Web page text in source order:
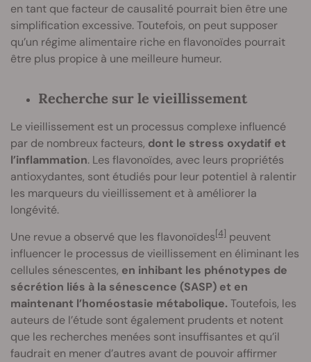
en tant que facteur de causalité pourrait bien être une
simplification excessive. Toutefois, on peut supposer
qu’un régime alimentaire riche en flavonoïdes pourrait
être plus propice à une meilleure humeur.
Recherche sur le vieillissement
Le vieillissement est un processus complexe influencé
par de nombreux facteurs, dont le stress oxydatif et
l’inflammation. Les flavonoïdes, avec leurs propriétés
antioxydantes, sont étudiés pour leur potentiel à ralentir
les marqueurs du vieillissement et à améliorer la
longévité.
Une revue a observé que les flavonoïdes[4] peuvent
influencer le processus de vieillissement en éliminant les
cellules sénescentes, en inhibant les phénotypes de
sécrétion liés à la sénescence (SASP) et en
maintenant l’homéostasie métabolique. Toutefois, les
auteurs de l’étude sont également prudents et notent
que les recherches menées sont insuffisantes et qu’il
faudrait en mener d’autres avant de pouvoir affirmer